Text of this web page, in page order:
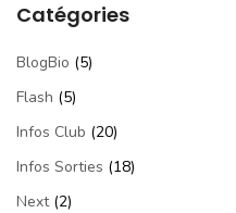
Catégories
BlogBio (5)
Flash (5)
Infos Club (20)
Infos Sorties (18)
Next(2)